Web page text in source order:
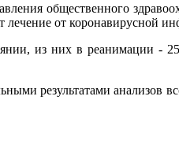
общественного
лечение от коронавирусной
из них в реанимации -
результатами анализов